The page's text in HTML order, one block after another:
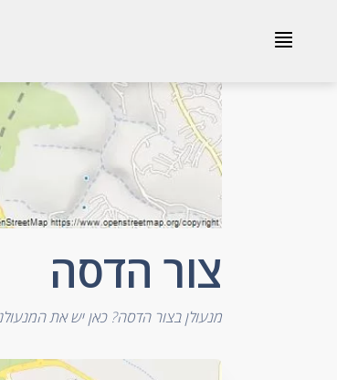
צור הדסה
≣
צור הדסה
מנעולן בצור הדסה? כאן יש את